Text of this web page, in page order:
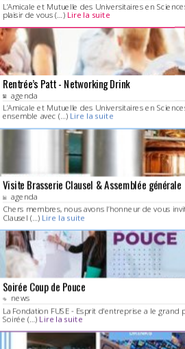
L’Amicale et Mutuelle des Universitaires en
plaisir de vous (…) Lire la suite
Rentrée’s Patt - Networking Drink
agenda
L’Amicale et Mutuelle des Universitaires en
ensemble avec (…) Lire la suite
Visite Brasserie Clausel & Assemblée générale
agenda
Chers membres, nous avons l’honneur de vous
Clausel (…) Lire la suite
Soirée Coup de Pouce
news
La Fondation FUSE - Esprit d'entreprise a le grand
Soirée (…) Lire la suite